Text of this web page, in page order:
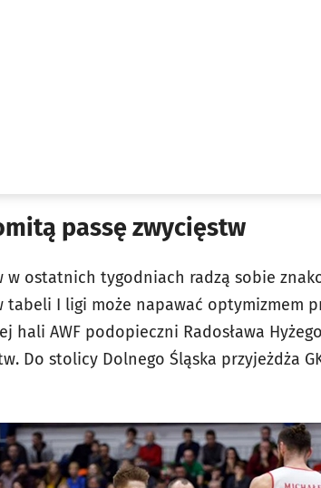
passę zwycięstw
w ostatnich tygodniach radzą sobie
tabeli I ligi może napawać optymizmem
hali AWF podopieczni Radosława
Do stolicy Dolnego Śląska przyjeżdża